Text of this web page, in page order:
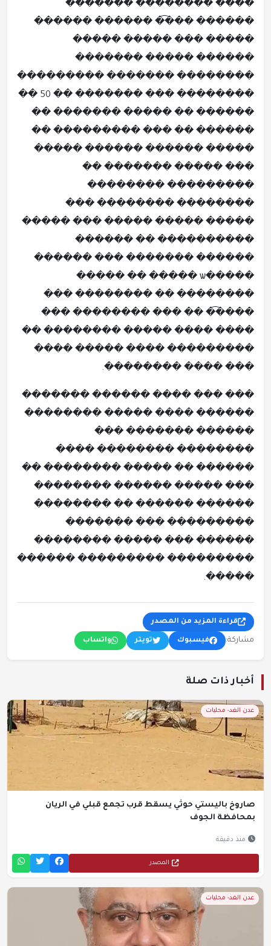
���� �������� �������
������ ����͡ ������ ������
����� ��� ����� �����
������ ����� �������
�������� ������� ���������
�������� ��� ������� �� 50 ��
������ �� ����� ������� ��
������ �� ��� ��������� ��
����� ������ ������ �����
��� ����� ������� ��
��������� ��������
�������� �������� ���
����� ����� ����� ��� �����
���������� �� ������
������ ������� ��� ������
�����ѡ ����� �� �����
�������� �� �������� ���
�����͡ �� ��� �������� ���
���� ���� ����� �������� ��
��������� ���� ����� ����
��� ���� ��������.
��� ��� ���� ������ �������
������ ���� ����� ��������
������ ������� ���
�������� �������� ����
������ �� ����� �������� ��
��� ����� ������ ��������
������ ������ �� ��������
��������� ��� �������
������ ��� ����� ��������
��������� ��������� ������
�����.
قراءة المزيد من المصدر
مشاركة: فيسبوك تويتر واتساب
أخبار ذات صلة
عدن الغد- محليات
صاروخ باليستي حوثي يسقط قرب تجمع قبلي في الريان
بمحافظة الجوف
منذ دقيقة
المصدر
عدن الغد- محليات